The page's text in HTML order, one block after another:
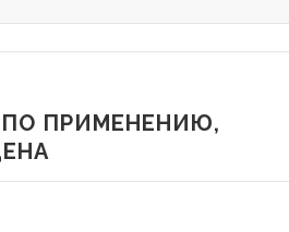
ПРИМЕНЕНИЮ,